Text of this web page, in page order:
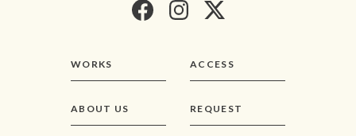
WORKS
ABOUT US
ACCESS
REQUEST